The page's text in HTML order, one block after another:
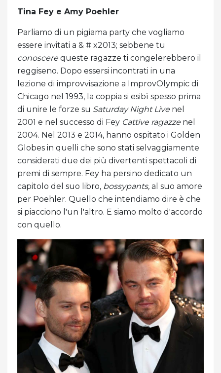
Tina Fey e Amy Poehler
Parliamo di un pigiama party che vogliamo
essere invitati a & # x2013; sebbene tu
conoscerequeste ragazze ti congelerebbero il
reggiseno. Dopo essersi incontrati in una
lezione di improvvisazione a ImprovOlympic di
Chicago nel 1993, la coppia si esibì spesso prima
di unire le forze su Saturday Night Livenel
2001 e nel successo di Fey Cattive ragazze nel
2004. Nel 2013 e 2014, hanno ospitato i Golden
Globes in quelli che sono stati selvaggiamente
considerati due dei più divertenti spettacoli di
premi di sempre. Fey ha persino dedicato un
capitolo del suo libro, bossypants, al suo amore
per Poehler. Quello che intendiamo dire è che
si piacciono l'un l'altro. E siamo molto d'accordo
con quello.